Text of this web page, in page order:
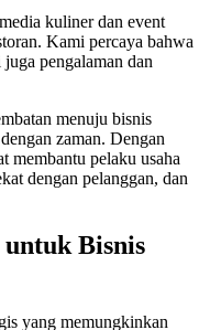
kuliner dan event
Kami percaya bahwa
pengalaman dan
menuju bisnis
zaman. Dengan
membantu pelaku usaha
dengan pelanggan, dan
Bisnis
yang memungkinkan